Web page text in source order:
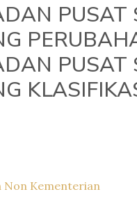
Non Kementerian